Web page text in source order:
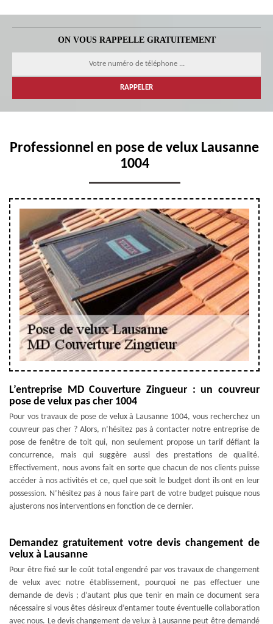
ON VOUS RAPPELLE GRATUITEMENT
Professionnel en pose de velux Lausanne
1004
L’entreprise MD Couverture Zingueur : un couvreur
pose de velux pas cher 1004
Pour vos travaux de pose de velux à Lausanne 1004, vous recherchez un
couvreur pas cher ? Alors, n’hésitez pas à contacter notre entreprise de
pose de fenêtre de toit qui, non seulement propose un tarif défiant la
concurrence, mais qui suggère aussi des prestations de qualité.
Effectivement, nous avons fait en sorte que chacun de nos clients puisse
accéder à nos activités et ce, quel que soit le budget dont ils ont en leur
possession. N’hésitez pas à nous faire part de votre budget puisque nous
ajusterons nos interventions en fonction de ce dernier.
Demandez gratuitement votre devis changement de
velux à Lausanne
Pour être fixé sur le coût total engendré par vos travaux de changement
de velux avec notre établissement, pourquoi ne pas effectuer une
demande de devis ; d’autant plus que tenir en main ce document sera
nécessaire si vous êtes désireux d’entamer toute éventuelle collaboration
avec nous. Le devis changement de velux à Lausanne peut être demandé